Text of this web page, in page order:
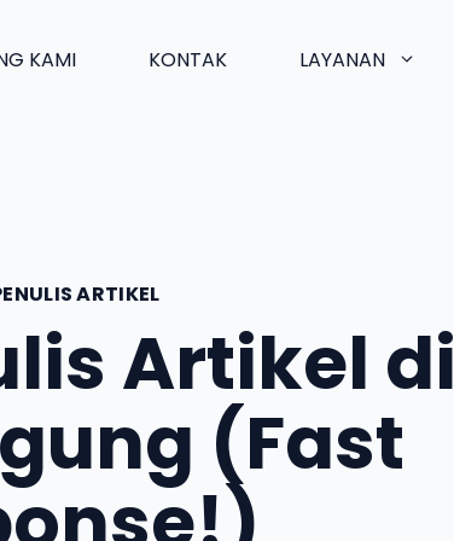
KAMI KONTAK LAYANAN
ARTIKEL
Artikel di
(Fast